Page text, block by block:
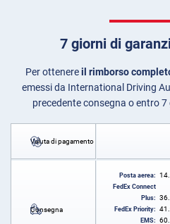
7 giorni di
Per ottenereil rimborso
emessi da International Driving
precedente consegna o entro
Valuta di pagamento
Consegna
Posta aerea:
FedEx Connect
Plus:
FedEx Priority:
EMS: